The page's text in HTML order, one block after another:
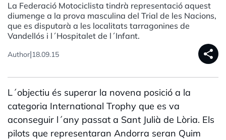
La Federació Motociclista tindrà representació aquest
diumenge a la prova masculina del Trial de les Nacions,
que es disputarà a les localitats tarragonines de
Vandellós i l´Hospitalet de l´Infant.
Author|18.09.15 share
L´objectiu és superar la novena posició a la
categoria International Trophy que es va
aconseguir l´any passat a Sant Julià de Lòria. Els
pilots que representaran Andorra seran Quim